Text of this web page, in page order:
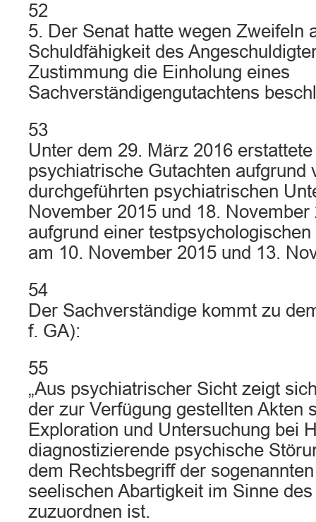
52
5. Der Senat hatte wegen Zweifeln
Schuldfähigkeit des
Zustimmung die Einholung eines
Sachverständigengutachtens
53
Unter dem 29. März 2016
psychiatrische Gutachten aufgrund
durchgeführten psychiatrischen
November 2015 und 18. November
aufgrund einer
am 10. November 2015 und 13.
54
Der Sachverständige kommt zu
f. GA):
55
„Aus psychiatrischer Sicht zeigt
der zur Verfügung gestellten Akten
Exploration und Untersuchung bei
diagnostizierende psychische
dem Rechtsbegriff der
seelischen Abartigkeit im Sinne
zuzuordnen ist.